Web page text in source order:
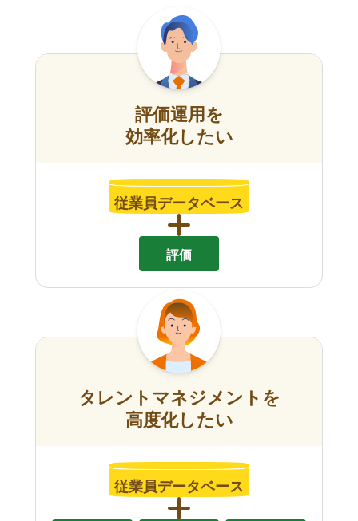
評価運用を
効率化したい
従業員データベース
評価
タレントマネジメントを
高度化したい
従業員データベース